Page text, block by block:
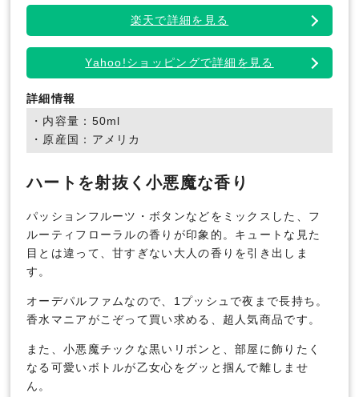
楽天で詳細を見る
Yahoo!ショッピングで詳細を見る
詳細情報
・内容量：50ml
・原産国：アメリカ
ハートを射抜く小悪魔な香り
パッションフルーツ・ボタンなどをミックスした、フ
ルーティフローラルの香りが印象的。キュートな見た
目とは違って、甘すぎない大人の香りを引き出しま
す。
オーデパルファムなので、1プッシュで夜まで長持ち。
香水マニアがこぞって買い求める、超人気商品です。
また、小悪魔チックな黒いリボンと、部屋に飾りたく
なる可愛いボトルが乙女心をグッと掴んで離しませ
ん。